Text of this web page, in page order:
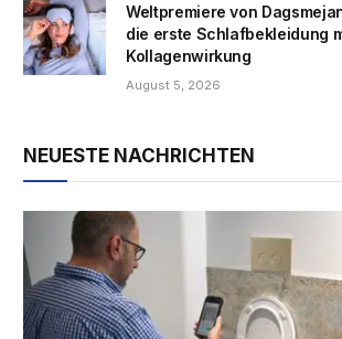
Weltpremiere von
die erste Schlafbekleidung
Kollagenwirkung
August 5, 2026
NEUESTE NACHRICHTEN